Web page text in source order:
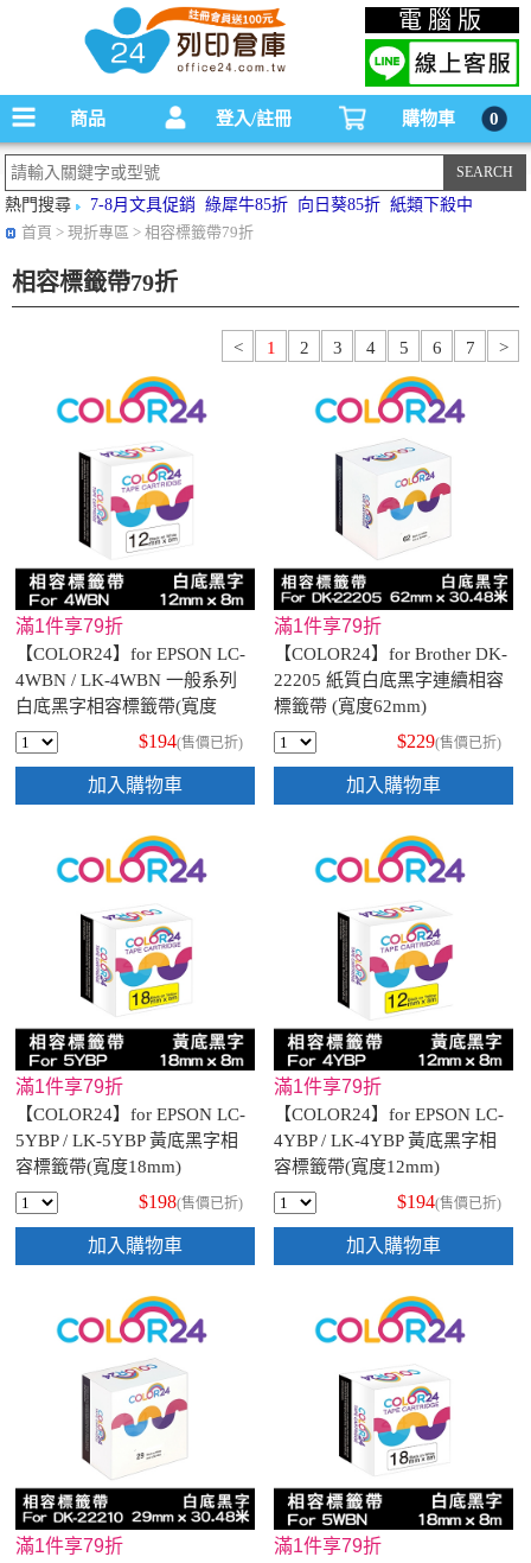
碳粉匣，墨水匣,原廠碳粉匣，副廠碳粉匣，環保碳粉匣,連續供墨印表機-office24列印
倉庫線上購物手機版
電腦版
商品 登入/註冊 購物車 0
熱門搜尋 7-8月文具促銷 綠犀牛85折 向日葵85折 紙類下殺中
首頁 > 現折專區 > 相容標籤帶79折
相容標籤帶79折
< 1 2 3 4 5 6 7 >
滿1件享79折
【COLOR24】for EPSON LC-
4WBN / LK-4WBN 一般系列
白底黑字相容標籤帶(寬度
12mm)
$194(售價已折)
加入購物車
滿1件享79折
【COLOR24】for Brother DK-
22205 紙質白底黑字連續相容
標籤帶 (寬度62mm)
$229(售價已折)
加入購物車
滿1件享79折
【COLOR24】for EPSON LC-
5YBP / LK-5YBP 黃底黑字相
容標籤帶(寬度18mm)
$198(售價已折)
加入購物車
滿1件享79折
【COLOR24】for EPSON LC-
4YBP / LK-4YBP 黃底黑字相
容標籤帶(寬度12mm)
$194(售價已折)
加入購物車
滿1件享79折 滿1件享79折